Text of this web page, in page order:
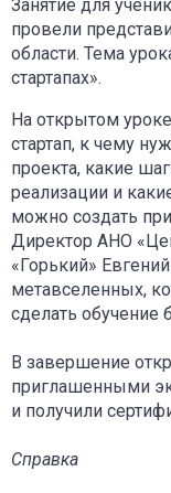
Занятие для
провели
области. Тема
стартапах».
На открытом
стартап, к чему
проекта, какие
реализации и
можно создать
Директор АНО
«Горький»
метавселенных,
сделать
В завершение
приглашенными
и получили
Справка